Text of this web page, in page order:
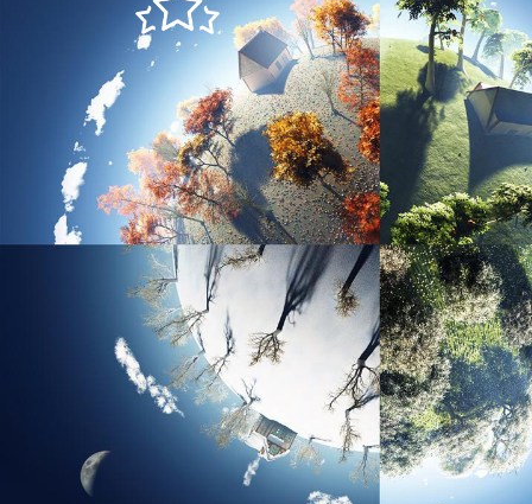
丰富经验
擅
水
团队熟悉省及地方环境主管部门的管理需求，了
解环境保护相关法律法规、环保政策，承担了多
个政府部门的技术咨询服务，拥有丰富的政府咨
询项目经验。